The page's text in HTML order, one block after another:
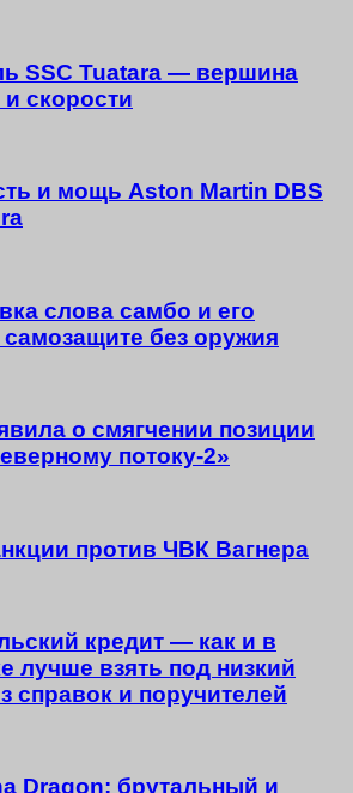
SSC Tuatara — вершина
скорости
и мощь Aston Martin DBS
слова самбо и его
самозащите без оружия
о смягчении позиции
потоку-2»
против ЧВК Вагнера
кредит — как и в
лучше взять под низкий
справок и поручителей
Dragon: брутальный и